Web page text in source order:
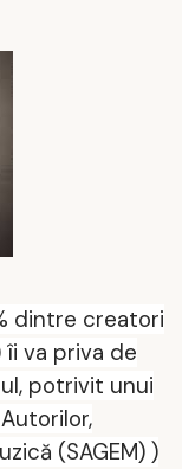
dintre creatori
va priva de
potrivit unui
Autorilor,
uzică (SAGEM) )